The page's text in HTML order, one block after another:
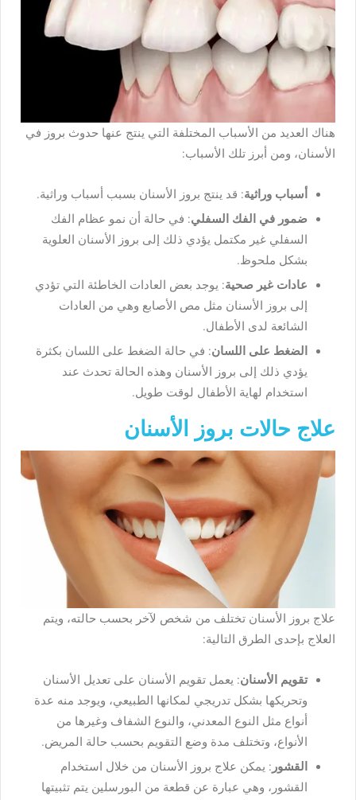
هناك العديد من الأسباب المختلفة التي ينتج عنها حدوث بروز في
الأسنان، ومن أبرز تلك الأسباب:
أسباب وراثية: قد ينتج بروز الأسنان بسبب أسباب وراثية.
ضمور في الفك السفلي: في حالة أن نمو عظام الفك
السفلي غير مكتمل يؤدي ذلك إلى بروز الأسنان العلوية
بشكل ملحوظ.
عادات غير صحية: يوجد بعض العادات الخاطئة التي تؤدي
إلى بروز الأسنان مثل مص الأصابع وهي من العادات
الشائعة لدى الأطفال.
الضغط على اللسان: في حالة الضغط على اللسان بكثرة
يؤدي ذلك إلى بروز الأسنان وهذه الحالة تحدث عند
استخدام لهاية الأطفال لوقت طويل.
علاج حالات بروز الأسنان
علاج بروز الأسنان تختلف من شخص لآخر بحسب حالته، ويتم
العلاج بإحدى الطرق التالية:
تقويم الأسنان: يعمل تقويم الأسنان على تعديل الأسنان
وتحريكها بشكل تدريجي لمكانها الطبيعي، ويوجد منه عدة
أنواع مثل النوع المعدني، والنوع الشفاف وغيرها من
الأنواع، وتختلف مدة وضع التقويم بحسب حالة المريض.
القشور : يمكن علاج بروز الأسنان من خلال استخدام
القشور، وهي عبارة عن قطعة من البورسلين يتم تثبيتها